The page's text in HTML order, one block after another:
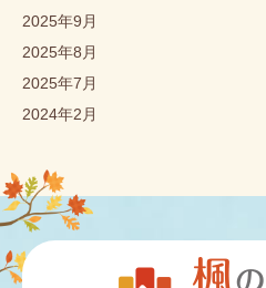
2025年9月
2025年8月
2025年7月
2024年2月